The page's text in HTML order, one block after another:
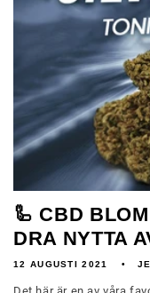
🦾 CBD
DRA NYTTA
12 AUGUSTI 2021